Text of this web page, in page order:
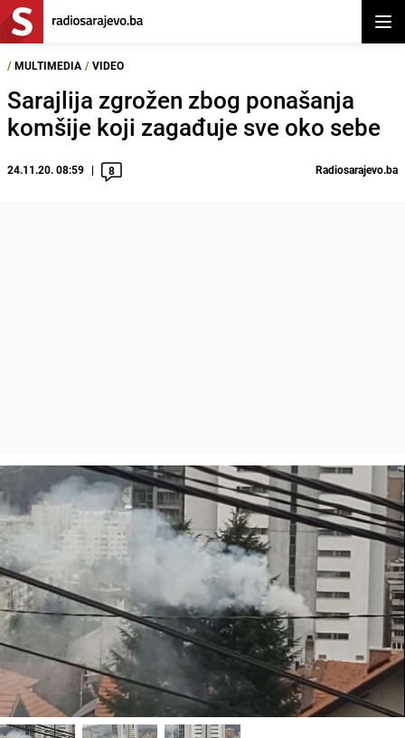
/ MULTIMEDIA / VIDEO
Sarajlija zgrožen zbog ponašanja
komšije koji zagađuje sve oko sebe
24.11.20. 08:59 8 Radiosarajevo.ba